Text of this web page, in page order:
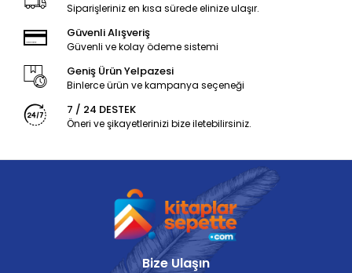
Siparişleriniz en kısa sürede elinize ulaşır.
Güvenli Alışveriş
Güvenli ve kolay ödeme sistemi
Geniş Ürün Yelpazesi
Binlerce ürün ve kampanya seçeneği
7 / 24 DESTEK
Öneri ve şikayetlerinizi bize iletebilirsiniz.
Bize Ulaşın